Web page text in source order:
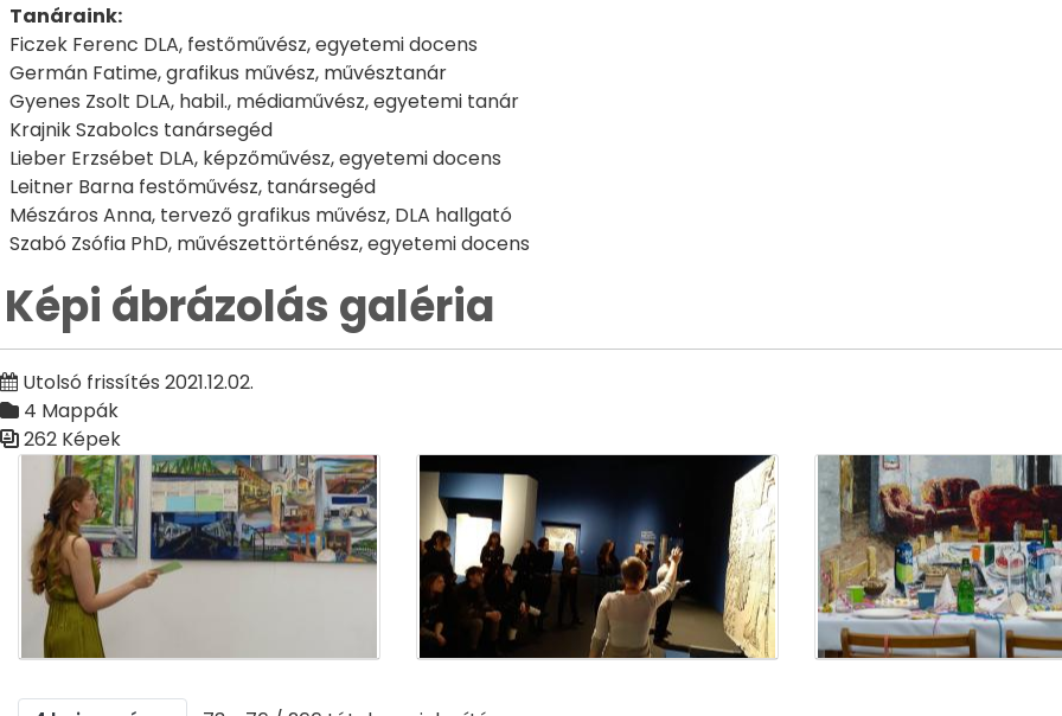
Tanáraink:
Ficzek Ferenc DLA, festőművész, egyetemi docens
Germán Fatime, grafikus művész, művésztanár
Gyenes Zsolt DLA, habil., médiaművész, egyetemi tanár
Krajnik Szabolcs tanársegéd
Lieber Erzsébet DLA, képzőművész, egyetemi docens
Leitner Barna festőművész, tanársegéd
Mészáros Anna, tervező grafikus művész, DLA hallgató
Szabó Zsófia PhD, művészettörténész, egyetemi docens
Képi ábrázolás galéria
Utolsó frissítés 2021.12.02.
4 Mappák
262 Képek
Médiatár